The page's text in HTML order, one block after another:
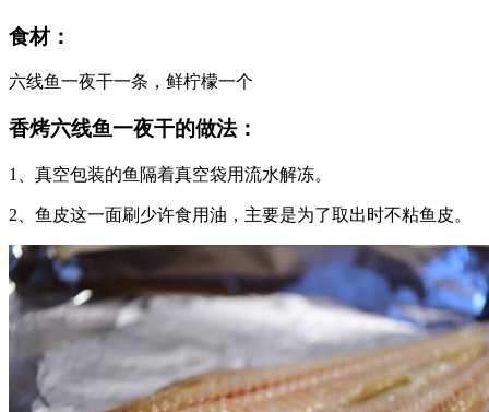
食材：
六线鱼一夜干一条，鲜柠檬一个
香烤六线鱼一夜干的做法：
1、真空包装的鱼隔着真空袋用流水解冻。
2、鱼皮这一面刷少许食用油，主要是为了取出时不粘鱼皮。